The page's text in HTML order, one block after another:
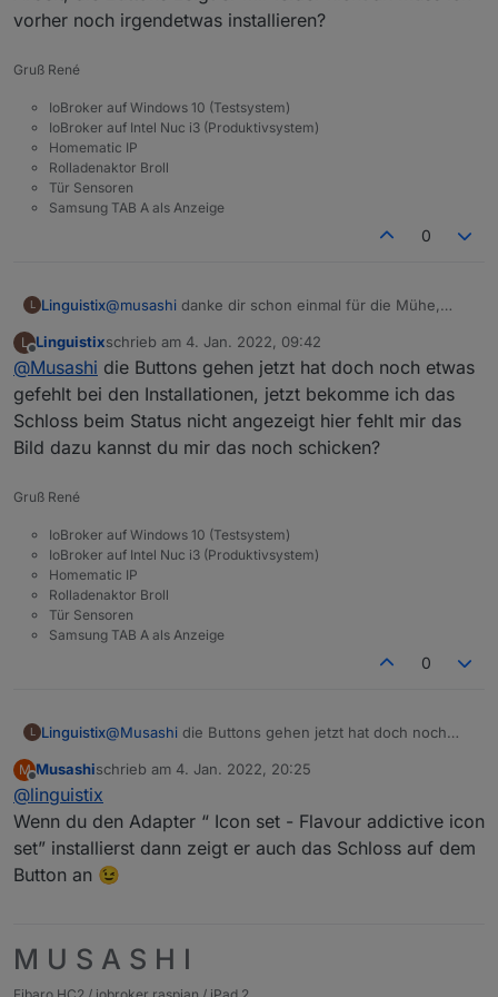
vorher noch irgendetwas installieren?
Gruß René
IoBroker auf Windows 10 (Testsystem)
IoBroker auf Intel Nuc i3 (Produktivsystem)
Homematic IP
Rolladenaktor Broll
Tür Sensoren
Samsung TAB A als Anzeige
0
L Linguistix@musashi danke dir schon einmal für die Mühe,
muss ich vorher noch irgendetwas installieren?
L
Offline
Linguistixschrieb am 4. Jan. 2022, 09:42
zuletzt editiert von
@Musashi die Buttons gehen jetzt hat doch noch etwas
gefehlt bei den Installationen, jetzt bekomme ich das
Schloss beim Status nicht angezeigt hier fehlt mir das
Bild dazu kannst du mir das noch schicken?
Gruß René
IoBroker auf Windows 10 (Testsystem)
IoBroker auf Intel Nuc i3 (Produktivsystem)
Homematic IP
Rolladenaktor Broll
Tür Sensoren
Samsung TAB A als Anzeige
0
L Linguistix@Musashi die Buttons gehen jetzt hat doch noch
ich das Schloss beim Status nicht angezeigt hier fehlt
M
Offline
Musashischrieb am 4. Jan. 2022, 20:25
zuletzt editiert von
@linguistix
Wenn du den Adapter “ Icon set - Flavour addictive icon
set” installierst dann zeigt er auch das Schloss auf dem
Button an 😉
M U S A S H I